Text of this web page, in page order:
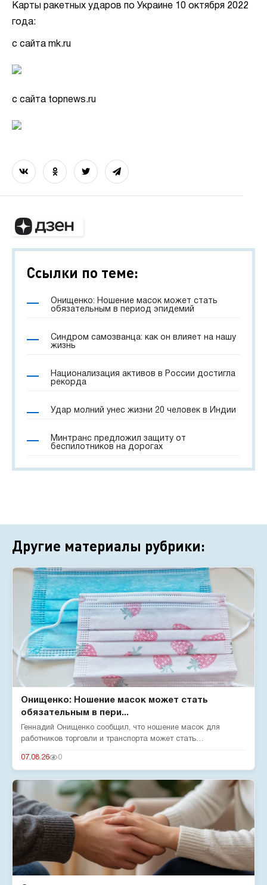
Карты ракетных ударов по Украине 10 октября 2022
года:
с сайта mk.ru
с сайта topnews.ru
Ссылки по теме:
Онищенко: Ношение масок может стать
обязательным в период эпидемий
Синдром самозванца: как он влияет на нашу
жизнь
Национализация активов в России достигла
рекорда
Удар молний унес жизни 20 человек в Индии
Минтранс предложил защиту от
беспилотников на дорогах
Другие материалы рубрики:
Онищенко: Ношение масок может стать
обязательным в пери...
Геннадий Онищенко сообщил, что ношение масок для
работников торговли и транспорта может стать
07.08.26 0